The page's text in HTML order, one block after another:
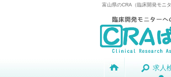
富山県のCRA（臨床開発モニ
求人
求人